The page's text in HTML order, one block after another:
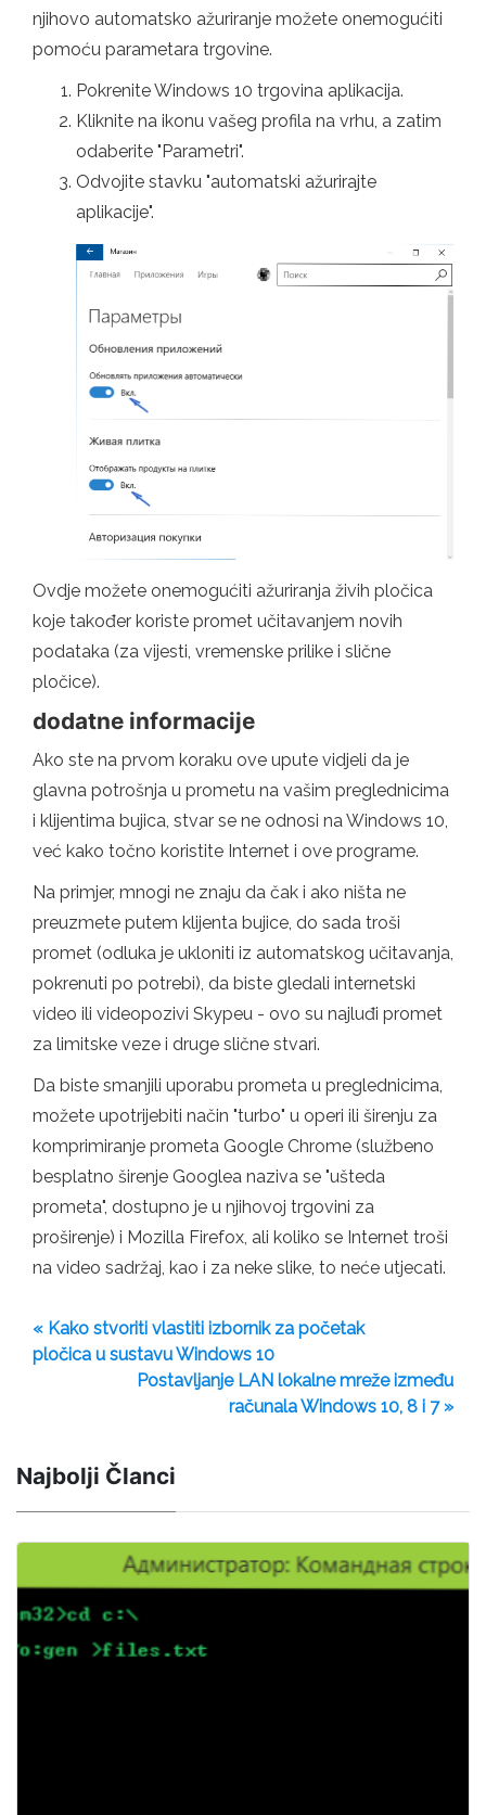
njihovo automatsko ažuriranje možete onemogućiti
pomoću parametara trgovine.
Pokrenite Windows 10 trgovina aplikacija.
Kliknite na ikonu vašeg profila na vrhu, a zatim
odaberite "Parametri".
Odvojite stavku "automatski ažurirajte
aplikacije".
Ovdje možete onemogućiti ažuriranja živih pločica
koje također koriste promet učitavanjem novih
podataka (za vijesti, vremenske prilike i slične
pločice).
dodatne informacije
Ako ste na prvom koraku ove upute vidjeli da je
glavna potrošnja u prometu na vašim preglednicima
i klijentima bujica, stvar se ne odnosi na Windows 10,
već kako točno koristite Internet i ove programe.
Na primjer, mnogi ne znaju da čak i ako ništa ne
preuzmete putem klijenta bujice, do sada troši
promet (odluka je ukloniti iz automatskog učitavanja,
pokrenuti po potrebi), da biste gledali internetski
video ili videopozivi Skypeu - ovo su najluđi promet
za limitske veze i druge slične stvari.
Da biste smanjili uporabu prometa u preglednicima,
možete upotrijebiti način "turbo" u operi ili širenju za
komprimiranje prometa Google Chrome (službeno
besplatno širenje Googlea naziva se "ušteda
prometa", dostupno je u njihovoj trgovini za
proširenje) i Mozilla Firefox, ali koliko se Internet troši
na video sadržaj, kao i za neke slike, to neće utjecati.
« Kako stvoriti vlastiti izbornik za početak
pločica u sustavu Windows 10
Postavljanje LAN lokalne mreže između
računala Windows 10, 8 i 7 »
Najbolji Članci